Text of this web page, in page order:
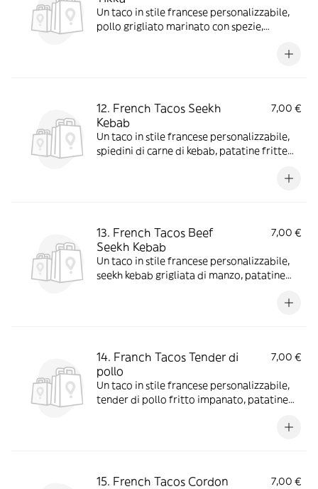
Un taco in stile francese personalizzabile,
pollo grigliato marinato con spezie,
12. French Tacos Seekh
Kebab
7,00 €
Un taco in stile francese personalizzabile,
spiedini di carne di kebab, patatine fritte
13. French Tacos Beef
Seekh Kebab
7,00 €
Un taco in stile francese personalizzabile,
seekh kebab grigliata di manzo, patatine
14. Franch Tacos Tender di
pollo
7,00 €
Un taco in stile francese personalizzabile,
tender di pollo fritto impanato, patatine
15. French Tacos Cordon
7,00 €